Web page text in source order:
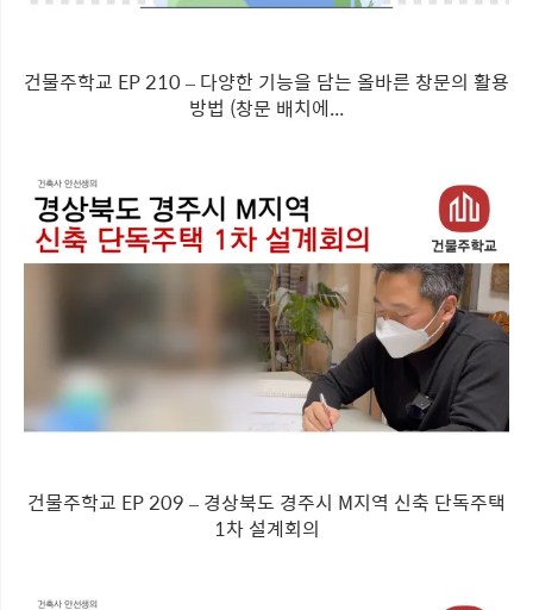
건물주학교 EP 210 – 다양한 기능을 담는 올바른 창문의 활용
방법 (창문 배치에...
건물주학교 EP 209 – 경상북도 경주시 M지역 신축 단독주택
1차 설계회의